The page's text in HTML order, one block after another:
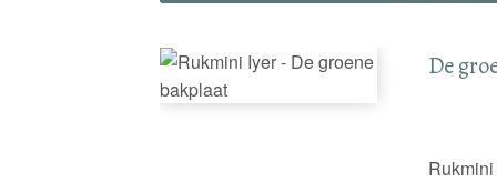
De